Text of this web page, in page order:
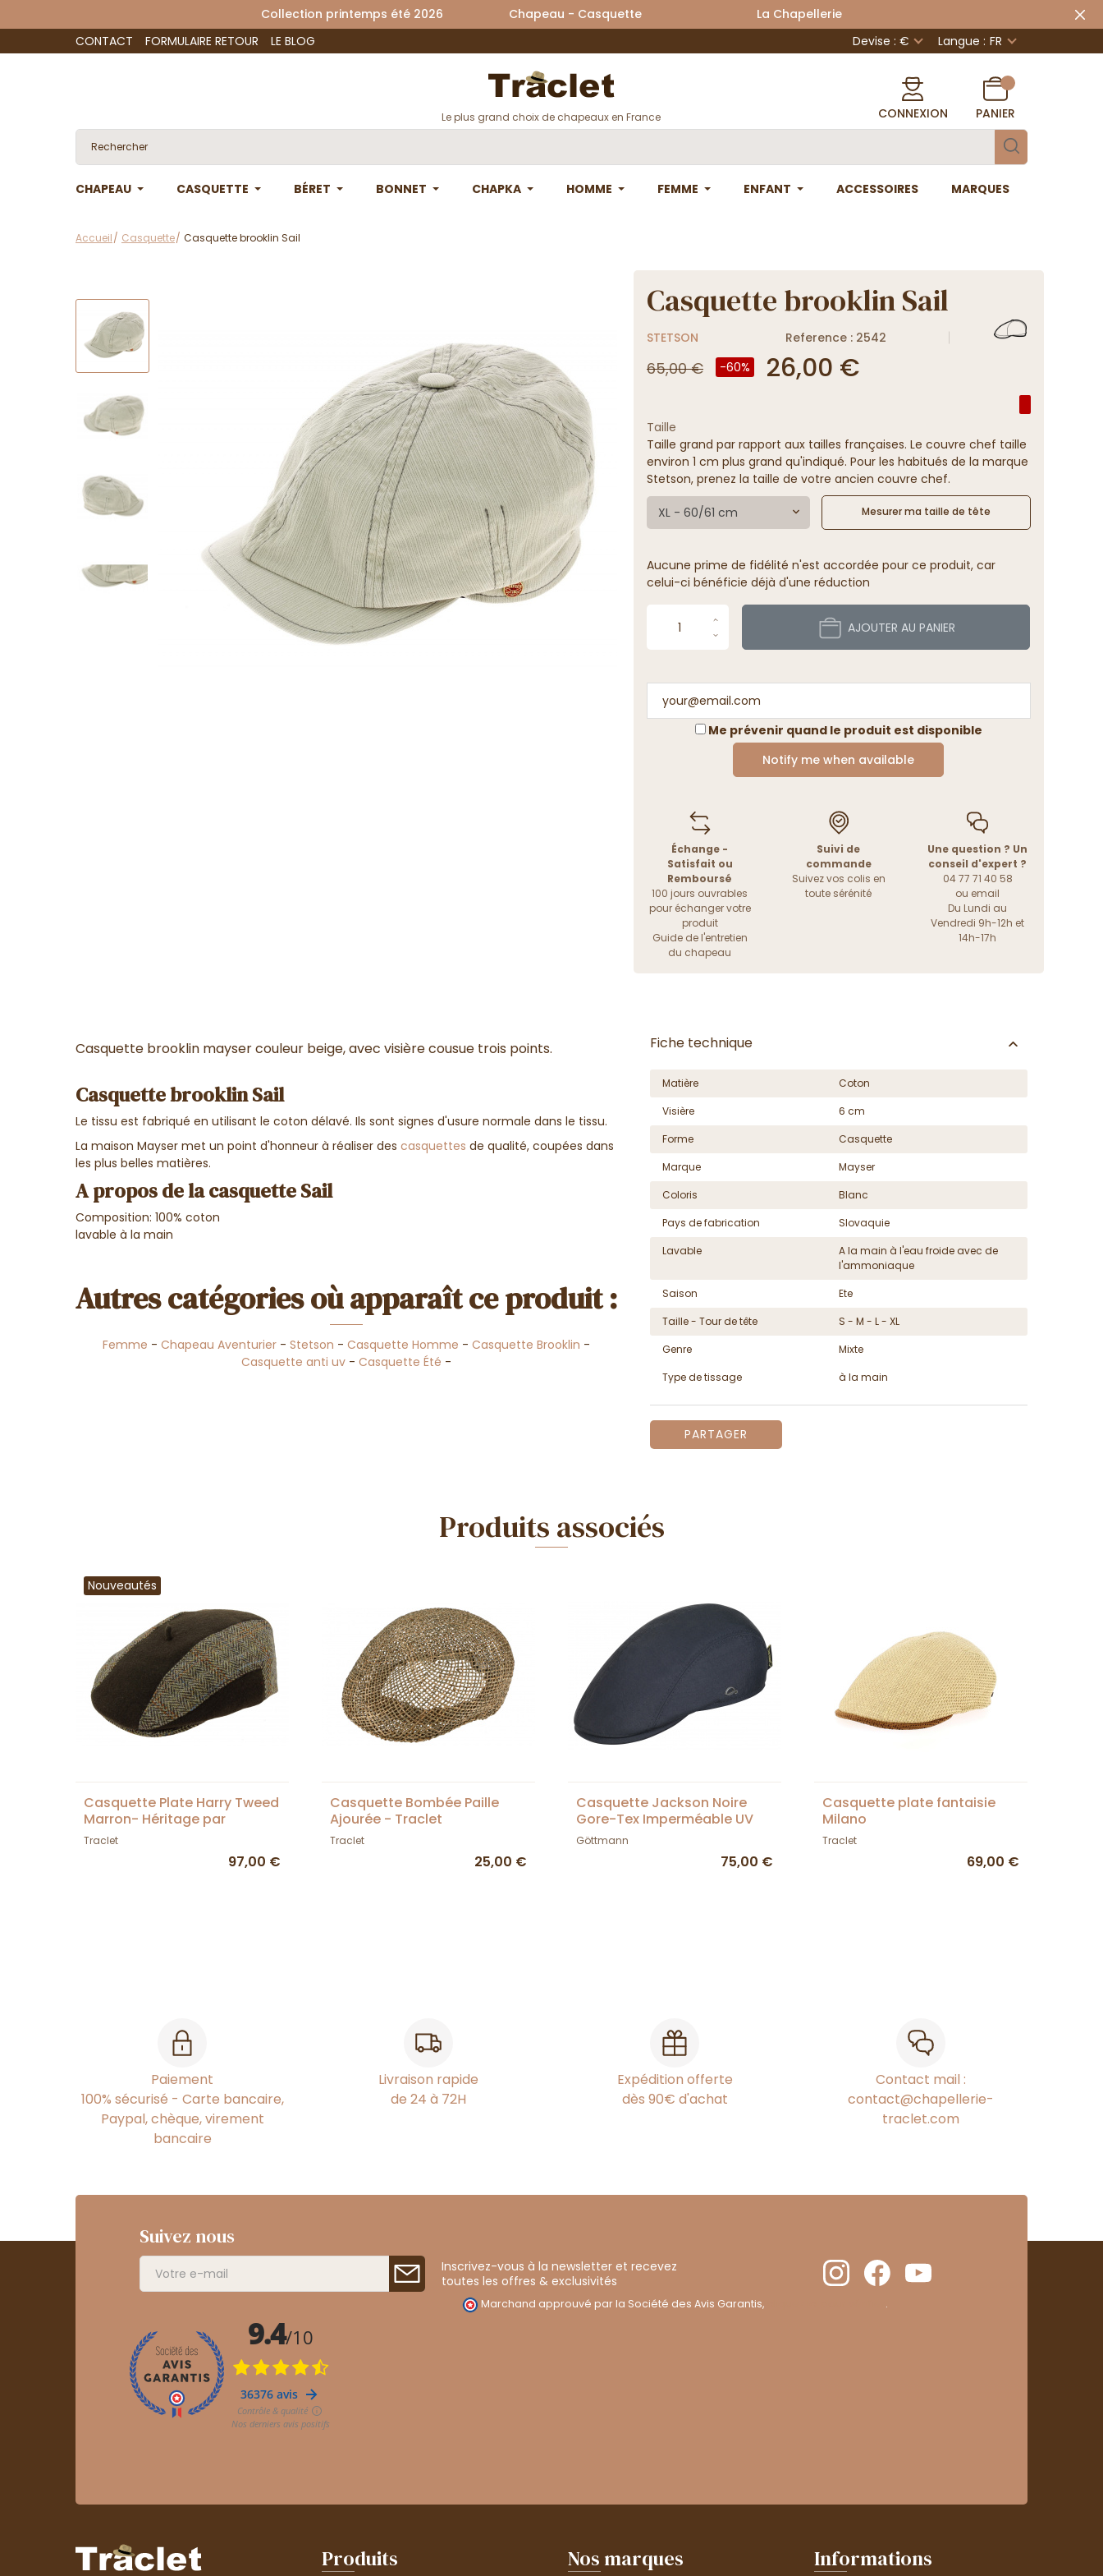
Collection printemps été 2026 Chapeau - Casquette La Chapellerie
CONTACT
FORMULAIRE RETOUR LE BLOG Devise : € Langue : FR
Le plus grand choix de chapeaux en France CONNEXION PANIER
CHAPEAU CASQUETTE BÉRET BONNET CHAPKA HOMME FEMME ENFANT ACCESSOIRES MARQUES
Accueil Casquette Casquette brooklin Sail
Casquette brooklin Sail
STETSON Reference : 2542
65,00 € -60% 26,00 €
Taille
Taille grand par rapport aux tailles françaises. Le couvre chef taille
environ 1 cm plus grand qu'indiqué. Pour les habitués de la marque
Stetson, prenez la taille de votre ancien couvre chef.
XL - 60/61 cm Mesurer ma taille de tête
Aucune prime de fidélité n'est accordée pour ce produit, car
celui-ci bénéficie déjà d'une réduction
AJOUTER AU PANIER
Me prévenir quand le produit est disponible
Notify me when available
Échange -
Satisfait ou
Remboursé
100 jours ouvrables
pour échanger votre
produit
Guide de l'entretien
du chapeau
Suivi de
commande
Suivez vos colis en
toute sérénité
Une question ? Un
conseil d'expert ?
04 77 71 40 58
ou email
Du Lundi au
Vendredi 9h-12h et
14h-17h
Casquette brooklin mayser couleur beige, avec visière cousue trois points.
Casquette brooklin Sail
Le tissu est fabriqué en utilisant le coton délavé. Ils sont signes d'usure normale dans le tissu.
La maison Mayser met un point d'honneur à réaliser des casquettes de qualité, coupées dans
les plus belles matières.
A propos de la casquette Sail
Composition: 100% coton
lavable à la main
Autres catégories où apparaît ce produit :
Femme - Chapeau Aventurier- Stetson - Casquette Homme - Casquette Brooklin -
Casquette anti uv- Casquette Été -
Fiche technique
Matière
Coton
Visière
6 cm
Forme
Casquette
Marque
Mayser
Coloris
Blanc
Pays de fabrication
Slovaquie
Lavable
A la main à l'eau froide avec de
l'ammoniaque
Saison
Ete
Taille - Tour de tête
S - M - L - XL
Genre
Mixte
Type de tissage
à la main
PARTAGER
Produits associés
Nouveautés
Casquette Plate Harry Tweed
Marron- Héritage par
Laulhère
Traclet
97,00 €
Casquette Bombée Paille
Ajourée - Traclet
Traclet
25,00 €
Casquette Jackson Noire
Gore-Tex Imperméable UV
UPF80+ -Göttmann
Göttmann
75,00 €
Casquette plate fantaisie
Milano
Traclet
69,00 €
Paiement
100% sécurisé - Carte bancaire,
Paypal, chèque, virement
bancaire
Livraison rapide
de 24 à 72H
Expédition offerte
dès 90€ d'achat
Contact mail :
contact@chapellerie-
traclet.com
Suivez nous
Inscrivez-vous à la newsletter et recevez
toutes les offres & exclusivités
Marchand approuvé par la Société des Avis Garantis, .
Produits Nos marques Informations